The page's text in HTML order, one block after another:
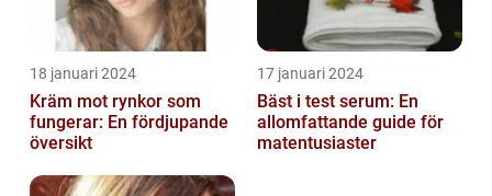
18 januari 2024
Kräm mot rynkor som
fungerar: En fördjupande
översikt
17 januari 2024
Bäst i test serum: En
allomfattande guide för
matentusiaster